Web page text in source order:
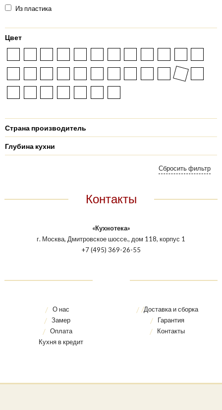
Из пластика
Цвет
Страна производитель
Глубина кухни
Контакты
«Кухнотека»
г. Москва, Дмитровское шоссе., дом 118, корпус 1
+7 (495) 369-26-55
О нас
Замер
Оплата
Кухня в кредит
Доставка и сборка
Гарантия
Контакты